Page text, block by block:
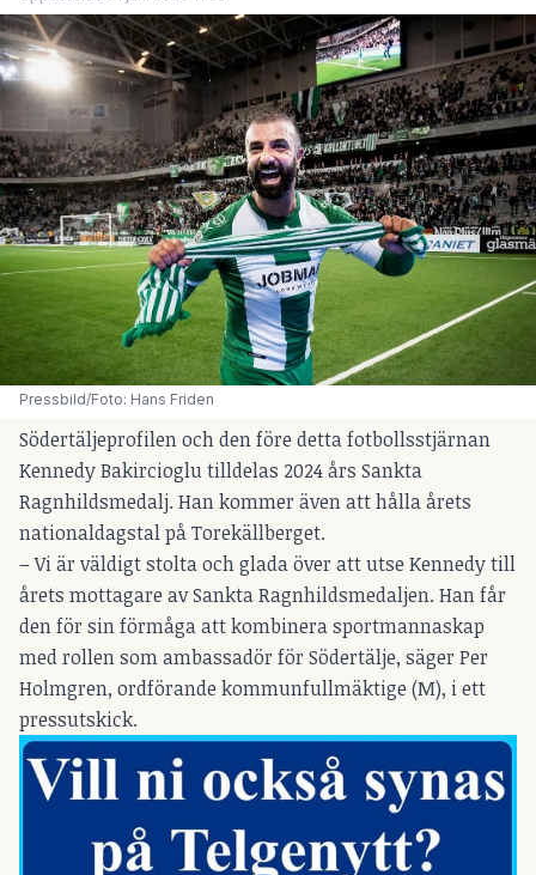
Pressbild/Foto: Hans Friden
Södertäljeprofilen och den före detta fotbollsstjärnan
Kennedy Bakircioglu tilldelas 2024 års Sankta
Ragnhildsmedalj. Han kommer även att hålla årets
nationaldagstal på Torekällberget.
– Vi är väldigt stolta och glada över att utse Kennedy till
årets mottagare av Sankta Ragnhildsmedaljen. Han får
den för sin förmåga att kombinera sportmannaskap
med rollen som ambassadör för Södertälje, säger Per
Holmgren, ordförande kommunfullmäktige (M), i ett
pressutskick.